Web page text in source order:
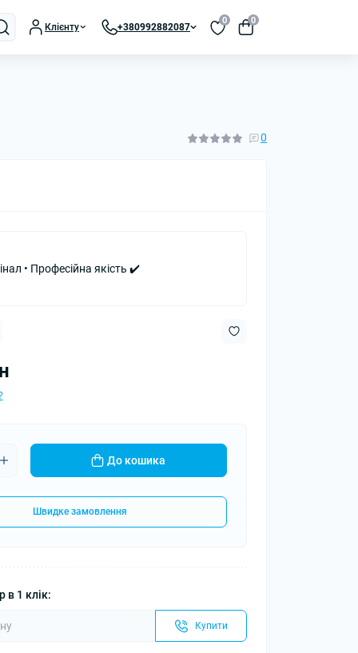
Клієнту +380992882087
0 0
0
• Професійна якість ✔️
До кошика
Швидке замовлення
в 1 клік:
Купити